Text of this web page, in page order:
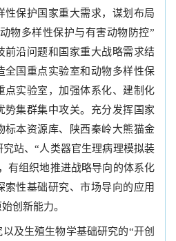
性保护国家重大需求，谋划布局
物多样性保护与有害动物防控”
前沿问题和国家重大战略需求结
全国重点实验室和动物多样性保
点实验室，加强体系化、建制化
势集群集中攻关。充分发挥国家
标本资源库、陕西秦岭大熊猫金
站、“人类器官生理病理模拟装
有组织地推进战略导向的体系化
索性基础研究、市场导向的应用
创新能力。
及生殖生物学基础研究的“开创